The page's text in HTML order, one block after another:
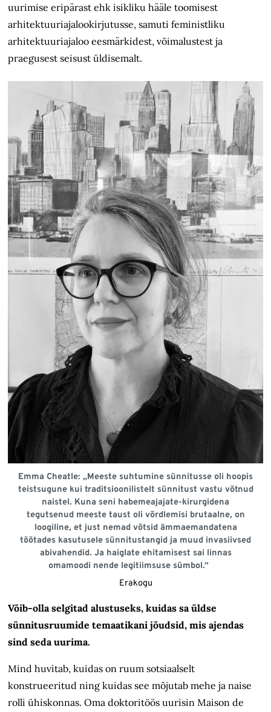
uurimise eripärast ehk isikliku hääle toomisest
arhitektuuriajalookirjutusse, samuti feministliku
arhitektuuriajaloo eesmärkidest, võimalustest ja
praegusest seisust üldisemalt.
Emma Cheatle: „Meeste suhtumine sünnitusse oli hoopis
teistsugune kui traditsioonilistelt sünnitust vastu võtnud
naistel. Kuna seni habemeajajate-kirurgidena
tegutsenud meeste taust oli võrdlemisi brutaalne, on
loogiline, et just nemad võtsid ämmaemandatena
töötades kasutusele sünnitustangid ja muud invasiivsed
abivahendid. Ja haiglate ehitamisest sai linnas
omamoodi nende legitiimsuse sümbol.“
Erakogu
Võib-olla selgitad alustuseks, kuidas sa üldse
sünnitusruumide temaatikani jõudsid, mis ajendas
sind seda uurima.
Mind huvitab, kuidas on ruum sotsiaalselt
konstrueeritud ning kuidas see mõjutab mehe ja naise
rolli ühiskonnas. Oma doktoritöös uurisin Maison de